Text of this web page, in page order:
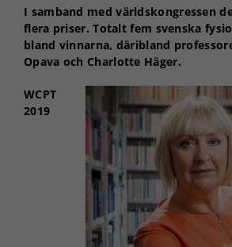
I samband med världskongressen
flera priser. Totalt fem svenska
bland vinnarna, däribland
Opava och Charlotte Häger.
WCPT
2019